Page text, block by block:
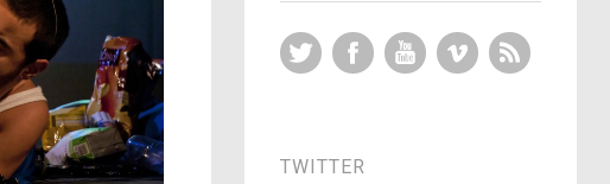
Twitter FacebookYouTubeVimeo
TWITTER